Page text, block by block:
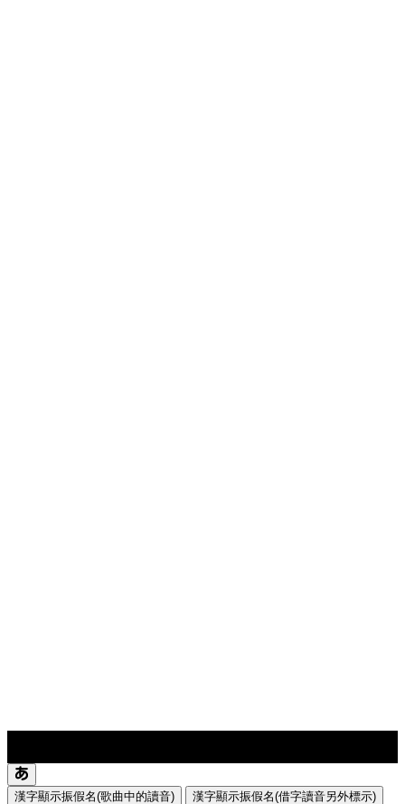
漢字顯示振假名(歌曲中的讀音)
漢字顯示振假名(借字讀音另外標示)